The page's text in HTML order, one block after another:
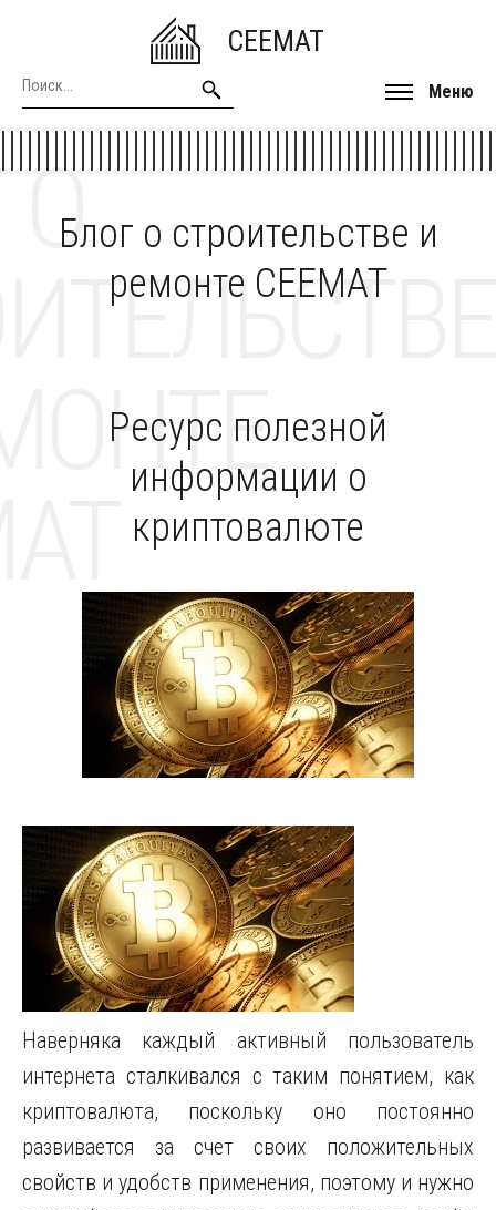
CEEMAT
Меню
Блог о строительстве и
ремонте CEEMAT
О
Ресурс полезной
информации о
криптовалюте
Наверняка каждый активный пользователь
интернета сталкивался с таким понятием, как
криптовалюта, поскольку оно постоянно
развивается за счет своих положительных
свойств и удобств применения, поэтому и нужно